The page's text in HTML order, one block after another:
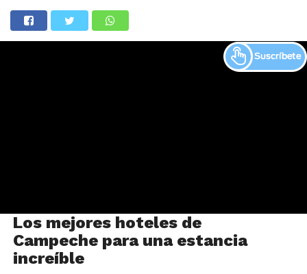
Los mejores hoteles de
Campeche para una estancia
increíble